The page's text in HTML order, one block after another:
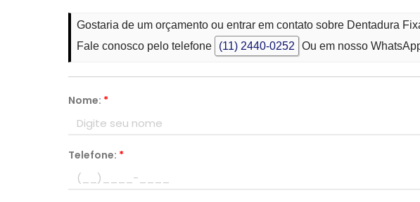
Gostaria de um orçamento ou entrar em contato sobre Dentadura
Fale conosco pelo telefone
(11) 2440-0252 Ou em nosso
Nome: *
Telefone: *